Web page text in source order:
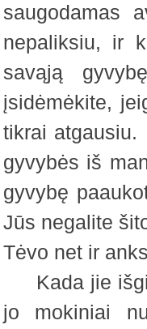
saugodamas
nepaliksiu, ir
savąją
įsidėmėkite,
tikrai
gyvybės iš
gyvybę
Jūs negalite
Tėvo net ir
Kada jie
jo mokiniai